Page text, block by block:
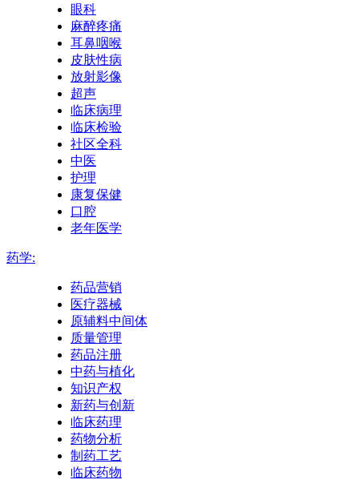
眼科
麻醉疼痛
耳鼻咽喉
皮肤性病
放射影像
超声
临床病理
临床检验
社区全科
中医
护理
康复保健
口腔
老年医学
药学:
药品营销
医疗器械
原辅料中间体
质量管理
药品注册
中药与植化
知识产权
新药与创新
临床药理
药物分析
制药工艺
临床药物